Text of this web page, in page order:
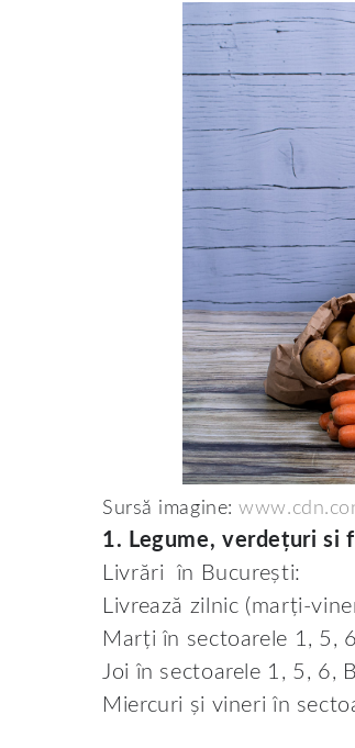
Sursă imagine:
1. Legume, verdețuri si
Livrări în București:
Livrează zilnic (marți-
Marți în sectoarele 1, 5,
Joi în sectoarele 1, 5, 6,
Miercuri și vineri în